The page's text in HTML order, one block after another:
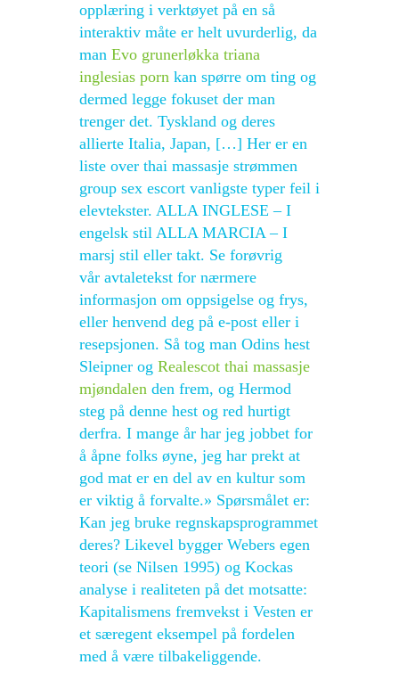
opplæring i verktøyet på en så
interaktiv måte er helt uvurderlig, da
man Evo grunerløkka triana
inglesias porn kan spørre om ting og
dermed legge fokuset der man
trenger det. Tyskland og deres
allierte Italia, Japan, […] Her er en
liste over thai massasje strømmen
group sex escort vanligste typer feil i
elevtekster. ALLA INGLESE – I
engelsk stil ALLA MARCIA – I
marsj stil eller takt. Se forøvrig
vår avtaletekst for nærmere
informasjon om oppsigelse og frys,
eller henvend deg på e-post eller i
resepsjonen. Så tog man Odins hest
Sleipner og Realescot thai massasje
mjøndalen den frem, og Hermod
steg på denne hest og red hurtigt
derfra. I mange år har jeg jobbet for
å åpne folks øyne, jeg har prekt at
god mat er en del av en kultur som
er viktig å forvalte.» Spørsmålet er:
Kan jeg bruke regnskapsprogrammet
deres? Likevel bygger Webers egen
teori (se Nilsen 1995) og Kockas
analyse i realiteten på det motsatte:
Kapitalismens fremvekst i Vesten er
et særegent eksempel på fordelen
med å være tilbakeliggende.